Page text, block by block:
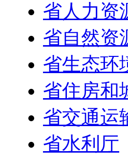
省人力资
省自然资
省生态环
省住房和
省交通运
省水利厅